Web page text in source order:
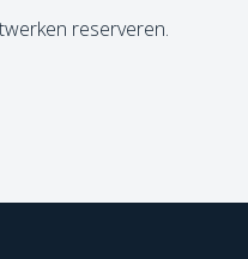
reserveren.